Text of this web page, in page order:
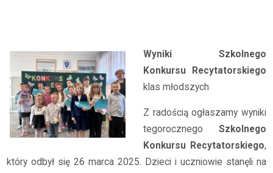
Wyniki Szkolnego
Konkursu Recytatorskiego
klas młodszych
Z radością ogłaszamy wyniki
tegorocznego Szkolnego
Konkursu Recytatorskiego,
który odbył się 26 marca 2025. Dzieci i uczniowie stanęli na